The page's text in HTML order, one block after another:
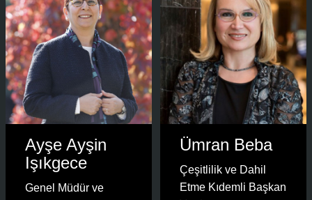
Ayşe Ayşin
Işıkgece
Genel Müdür ve
Ümran Beba
Çeşitlilik ve Dahil
Etme Kıdemli Başkan